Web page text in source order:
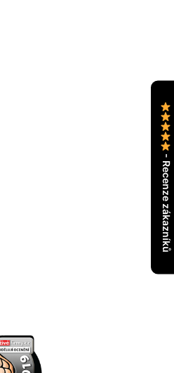
- Recenze zákazníků